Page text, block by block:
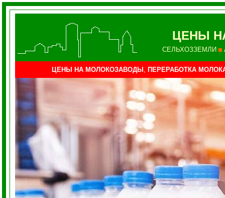
ЦЕНЫ
СЕЛЬХОЗЗЕМЛИ
ЦЕНЫ НА МОЛОКОЗАВОДЫ , ПЕРЕРАБОТКА